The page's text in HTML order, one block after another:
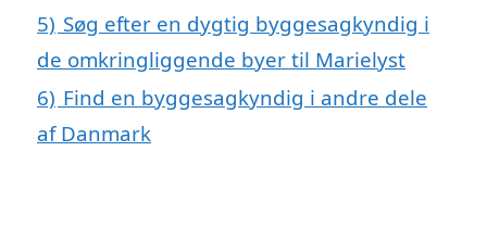
5) Søg efter en dygtig byggesagkyndig i
de omkringliggende byer til Marielyst
6) Find en byggesagkyndig i andre dele
af Danmark